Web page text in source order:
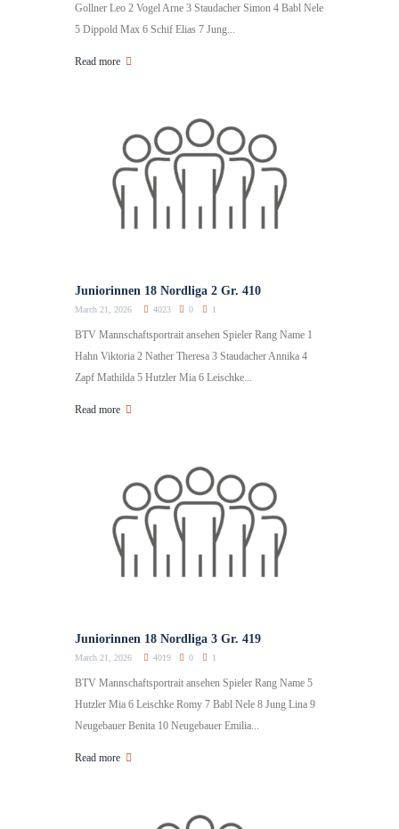
Gollner Leo 2 Vogel Arne 3 Staudacher Simon 4 Babl Nele
5 Dippold Max 6 Schif Elias 7 Jung...
Read more
Juniorinnen 18 Nordliga 2 Gr. 410
March 21, 2026 4023 0 1
BTV Mannschaftsportrait ansehen Spieler Rang Name 1
Hahn Viktoria 2 Nather Theresa 3 Staudacher Annika 4
Zapf Mathilda 5 Hutzler Mia 6 Leischke...
Read more
Juniorinnen 18 Nordliga 3 Gr. 419
March 21, 2026 4019 0 1
BTV Mannschaftsportrait ansehen Spieler Rang Name 5
Hutzler Mia 6 Leischke Romy 7 Babl Nele 8 Jung Lina 9
Neugebauer Benita 10 Neugebauer Emilia...
Read more